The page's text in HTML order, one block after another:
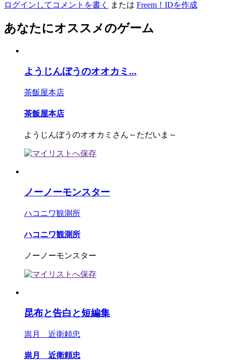
ログインしてコメントを書く または Freem！IDを作成
あなたにオススメのゲーム
ようじんぼうのオオカミ...
茶飯屋本店
茶飯屋本店
ようじんぼうのオオカミさん～ただいま～
ノーノーモンスター
ハコニワ観測所
ハコニワ観測所
ノーノーモンスター
昆布と告白と短編集
祟月 近衛頼忠
祟月 近衛頼忠